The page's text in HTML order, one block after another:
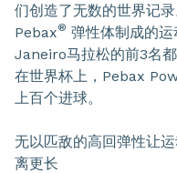
们创造了无数的世界记
Pebax® 弹性体制成的
Janeiro马拉松的前3名
在世界杯上，Pebax
上百个进球。
无以匹敌的高回弹性让
离更长